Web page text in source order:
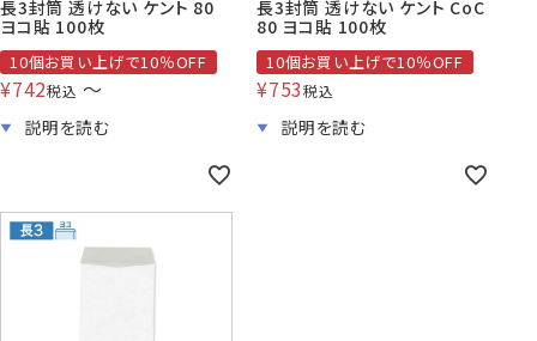
お悔み用
喪中はがき
印刷
A4横3つ折 A4横・縦4つ折
長3封筒 透けない ケント 80
ヨコ貼 100枚
10個お買い上げで10％OFF
¥742税込 〜
長3封筒 透けない ケント CoC
80 ヨコ貼 100枚
10個お買い上げで10％OFF
¥753税込